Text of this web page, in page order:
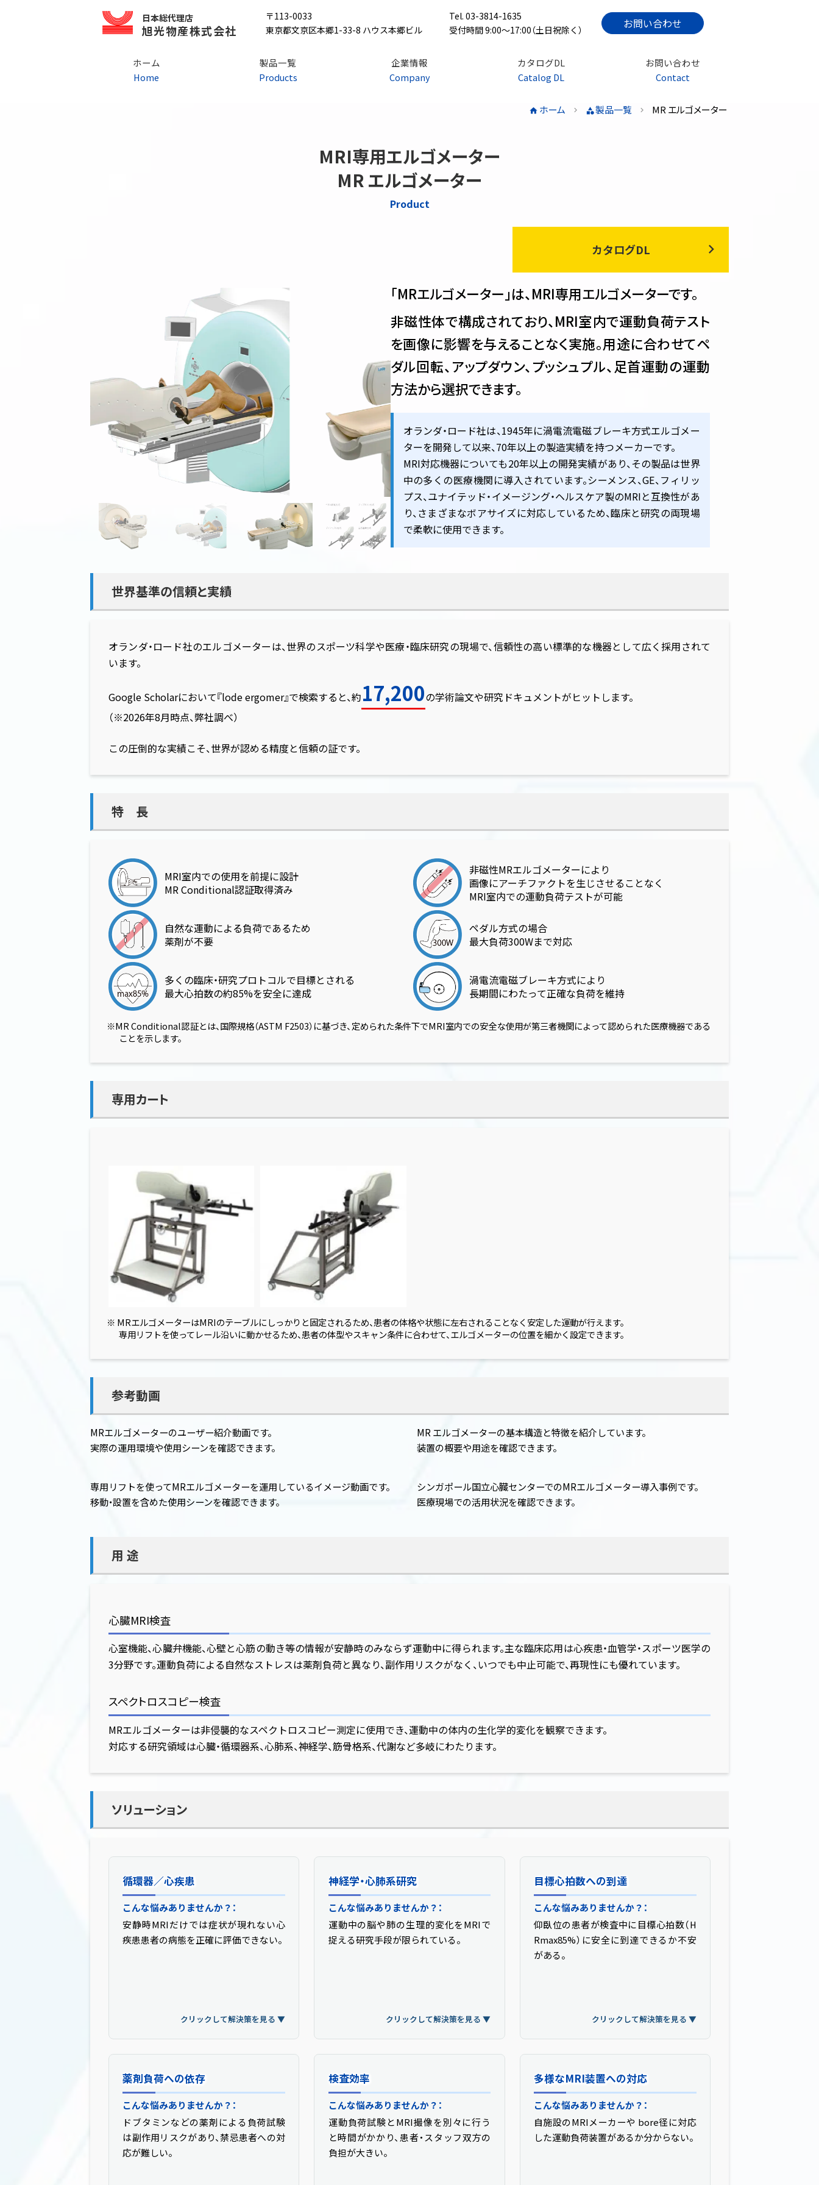
日本総代理店
旭光物産株式会社
〒113-0033
東京都文京区本郷1-33-8 ハウス本郷ビル
Tel. 03-3814-1635
受付時間 9:00〜17:00（土日祝除く）
お問い合わせ
ホーム
Home
製品一覧
Products
フランス マナテック社
アスリート用エルゴメーター トレッドミル
アメリカ ランディス社 アメリカ サンテック社 ドイツ RBM社
企業情報
Company
カタログDL
Catalog DL
お問い合わせ
Contact
ホーム 製品一覧 MR エルゴメーター
MRI専用エルゴメーター
MR エルゴメーター
Product
カタログDL
「MRエルゴメーター」は、MRI専用エルゴメーターです。
非磁性体で構成されており、MRI室内で運動負荷テスト
を画像に影響を与えることなく実施。用途に合わせてペ
ダル回転、アップダウン、プッシュプル、足首運動の運動
方法から選択できます。
オランダ・ロード社は、1945年に渦電流電磁ブレーキ方式エルゴメー
ターを開発して以来、70年以上の製造実績を持つメーカーです。
MRI対応機器についても20年以上の開発実績があり、その製品は世界
中の多くの医療機関に導入されています。シーメンス、GE、フィリッ
プス、ユナイテッド・イメージング・ヘルスケア製のMRIと互換性があ
り、さまざまなボアサイズに対応しているため、臨床と研究の両現場
で柔軟に使用できます。
世界基準の信頼と実績
オランダ・ロード社のエルゴメーターは、世界のスポーツ科学や医療・臨床研究の現場で、信頼性の高い標準的な機器として広く採用されて
います。
Google Scholarにおいて『lode ergomer』で検索すると、約17,200の学術論文や研究ドキュメントがヒットします。
（※2026年8月時点、弊社調べ）
この圧倒的な実績こそ、世界が認める精度と信頼の証です。
特長
MRI室内での使用を前提に設計
MR Conditional認証取得済み
非磁性MRエルゴメーターにより
画像にアーチファクトを生じさせることなく
MRI室内での運動負荷テストが可能
自然な運動による負荷であるため
薬剤が不要
ペダル方式の場合
最大負荷300Wまで対応
多くの臨床・研究プロトコルで目標とされる
最大心拍数の約85%を安全に達成
渦電流電磁ブレーキ方式により
長期間にわたって正確な負荷を維持
MR Conditional認証とは、国際規格（ASTM F2503）に基づき、定められた条件下でMRI室内での安全な使用が第三者機関によって認められた医療機器である
ことを示します。
専用カート
MRエルゴメーターはMRIのテーブルにしっかりと固定されるため、患者の体格や状態に左右されることなく安定した運動が行えます。
専用リフトを使ってレール沿いに動かせるため、患者の体型やスキャン条件に合わせて、エルゴメーターの位置を細かく設定できます。
参考動画
MRエルゴメーターのユーザー紹介動画です。
実際の運用環境や使用シーンを確認できます。
MR エルゴメーターの基本構造と特徴を紹介しています。
装置の概要や用途を確認できます。
専用リフトを使ってMRエルゴメーターを運用しているイメージ動画です。
移動・設置を含めた使用シーンを確認できます。
シンガポール国立心臓センターでのMRエルゴメーター導入事例です。
医療現場での活用状況を確認できます。
用 途
心臓MRI検査
心室機能、心臓弁機能、心壁と心筋の動き等の情報が安静時のみならず運動中に得られます。主な臨床応用は心疾患・血管学・スポーツ医学の
3分野です。運動負荷による自然なストレスは薬剤負荷と異なり、副作用リスクがなく、いつでも中止可能で、再現性にも優れています。
スペクトロスコピー検査
MRエルゴメーターは非侵襲的なスペクトロスコピー測定に使用でき、運動中の体内の生化学的変化を観察できます。
対応する研究領域は心臓・循環器系、心肺系、神経学、筋骨格系、代謝など多岐にわたります。
ソリューション
循環器／心疾患
こんな悩みありませんか？：
安静時MRIだけでは症状が現れない心
疾患患者の病態を正確に評価できない。
クリックして解決策を見る ▼
MRエルゴメーターによる解決策：
運動負荷をかけながらMRI撮像するこ
とで、心室機能・弁機能・心筋の動きを運
クリックして戻る ▲
神経学・心肺系研究
こんな悩みありませんか？：
運動中の脳や肺の生理的変化をMRIで
捉える研究手段が限られている。
クリックして解決策を見る ▼
神経学・心肺系研究
MRエルゴメーターによる解決策：
心臓・循環器系にとどまらず神経学・心
肺系・代謝など幅広い研究分野でのMRI
クリックして戻る ▲
目標心拍数への到達
こんな悩みありませんか？：
仰臥位の患者が検査中に目標心拍数（H
Rmax85%）に安全に到達できるか不安
がある。
クリックして解決策を見る ▼
目標心拍数への到達
MRエルゴメーターによる解決策：
低スタート負荷から1ワット刻みで段階
的に強度を上げられるため、幅広い患者
層で安全に目標心拍数に到達できます。
クリックして戻る ▲
薬剤負荷への依存
こんな悩みありませんか？：
ドブタミンなどの薬剤による負荷試験
は副作用リスクがあり、禁忌患者への対
応が難しい。
薬剤負荷への依存
MRエルゴメーターによる解決策：
自然な運動による負荷で薬剤が不要に
なります。いつでも中止可能で副作用リ
スクがなく、再現性も高いです。
検査効率
こんな悩みありませんか？：
運動負荷試験とMRI撮像を別々に行う
と時間がかかり、患者・スタッフ双方の
負担が大きい。
MRエルゴメーターによる解決策：
運動負荷とイメージングを同時進行で
きるため、最短時間でタイムラグなく画
像取得が可能になります。
多様なMRI装置への対応
こんな悩みありませんか？：
自施設のMRIメーカーや bore径に対応
した運動負荷装置があるか分からない。
多様なMRI装置への対応
MRエルゴメーターによる解決策：
シーメンス、GE、フィリップス、ユナイ
テッド・イメージング・ヘルスケア製の